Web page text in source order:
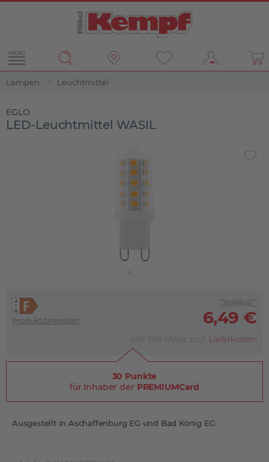
MENÜ
Lampen Leuchtmittel
EGLO
LED-Leuchtmittel WASIL
Produktdatenblatt 6,49 €
inkl. 19% MwSt. zzgl. Lieferkosten
30 Punkte
für Inhaber der PREMIUMCard
Ausgestellt in Aschaffenburg EG und Bad König EG